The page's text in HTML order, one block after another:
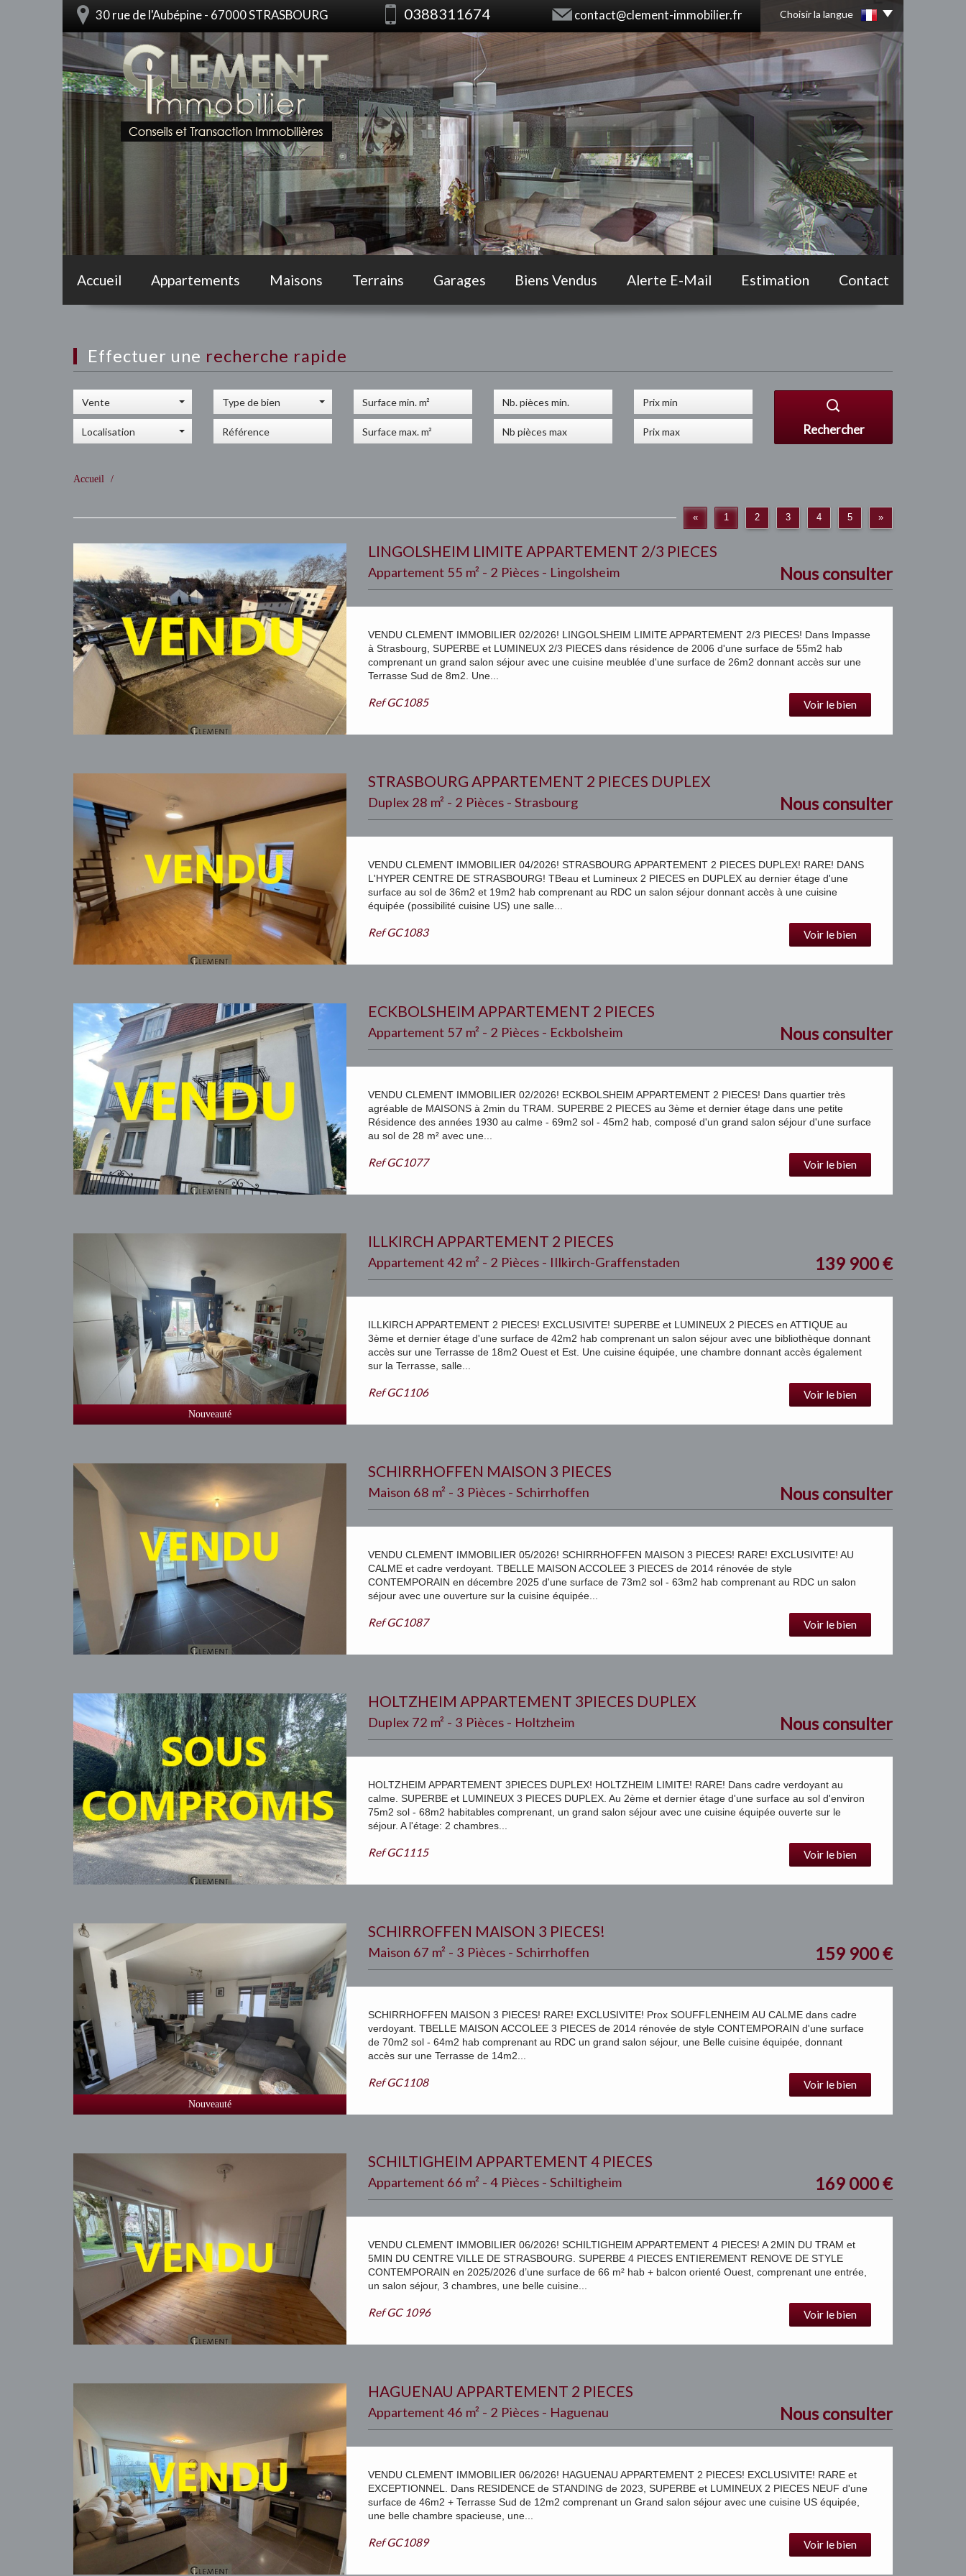
30 rue de l'Aubépine - 67000 STRASBOURG 0388311674 contact@clement-immobilier.fr Choisir la langue
Accueil Appartements Maisons Terrains Garages Biens Vendus Alerte E-Mail Estimation Contact
Effectuer une recherche rapide
Vente
Localisation
Type de bien
Rechercher
Accueil
« 1 2 3 4 5 »
LINGOLSHEIM LIMITE APPARTEMENT 2/3 PIECES
Appartement 55 m² - 2 Pièces - Lingolsheim Nous consulter
VENDU CLEMENT IMMOBILIER 02/2026! LINGOLSHEIM LIMITE APPARTEMENT 2/3 PIECES! Dans Impasse
à Strasbourg, SUPERBE et LUMINEUX 2/3 PIECES dans résidence de 2006 d'une surface de 55m2 hab
comprenant un grand salon séjour avec une cuisine meublée d'une surface de 26m2 donnant accès sur une
Terrasse Sud de 8m2. Une...
RefGC1085 Voir le bien
STRASBOURG APPARTEMENT 2 PIECES DUPLEX
Duplex 28 m² - 2 Pièces - Strasbourg Nous consulter
VENDU CLEMENT IMMOBILIER 04/2026! STRASBOURG APPARTEMENT 2 PIECES DUPLEX! RARE! DANS
L'HYPER CENTRE DE STRASBOURG! TBeau et Lumineux 2 PIECES en DUPLEX au dernier étage d'une
surface au sol de 36m2 et 19m2 hab comprenant au RDC un salon séjour donnant accès à une cuisine
équipée (possibilité cuisine US) une salle...
RefGC1083 Voir le bien
ECKBOLSHEIM APPARTEMENT 2 PIECES
Appartement 57 m² - 2 Pièces - Eckbolsheim Nous consulter
VENDU CLEMENT IMMOBILIER 02/2026! ECKBOLSHEIM APPARTEMENT 2 PIECES! Dans quartier très
agréable de MAISONS à 2min du TRAM. SUPERBE 2 PIECES au 3ème et dernier étage dans une petite
Résidence des années 1930 au calme - 69m2 sol - 45m2 hab, composé d'un grand salon séjour d'une surface
au sol de 28 m² avec une...
RefGC1077 Voir le bien
Nouveauté
ILLKIRCH APPARTEMENT 2 PIECES
Appartement 42 m² - 2 Pièces - Illkirch-Graffenstaden 139 900€
ILLKIRCH APPARTEMENT 2 PIECES! EXCLUSIVITE! SUPERBE et LUMINEUX 2 PIECES en ATTIQUE au
3ème et dernier étage d'une surface de 42m2 hab comprenant un salon séjour avec une bibliothèque donnant
accès sur une Terrasse de 18m2 Ouest et Est. Une cuisine équipée, une chambre donnant accès également
sur la Terrasse, salle...
RefGC1106 Voir le bien
SCHIRRHOFFEN MAISON 3 PIECES
Maison 68 m² - 3 Pièces - Schirrhoffen Nous consulter
VENDU CLEMENT IMMOBILIER 05/2026! SCHIRRHOFFEN MAISON 3 PIECES! RARE! EXCLUSIVITE! AU
CALME et cadre verdoyant. TBELLE MAISON ACCOLEE 3 PIECES de 2014 rénovée de style
CONTEMPORAIN en décembre 2025 d'une surface de 73m2 sol - 63m2 hab comprenant au RDC un salon
séjour avec une ouverture sur la cuisine équipée...
RefGC1087 Voir le bien
HOLTZHEIM APPARTEMENT 3PIECES DUPLEX
Duplex 72 m² - 3 Pièces - Holtzheim Nous consulter
HOLTZHEIM APPARTEMENT 3PIECES DUPLEX! HOLTZHEIM LIMITE! RARE! Dans cadre verdoyant au
calme. SUPERBE et LUMINEUX 3 PIECES DUPLEX. Au 2ème et dernier étage d'une surface au sol d'environ
75m2 sol - 68m2 habitables comprenant, un grand salon séjour avec une cuisine équipée ouverte sur le
séjour. A l'étage: 2 chambres...
RefGC1115 Voir le bien
Nouveauté
SCHIRROFFEN MAISON 3 PIECES!
Maison 67 m² - 3 Pièces - Schirrhoffen 159 900€
SCHIRRHOFFEN MAISON 3 PIECES! RARE! EXCLUSIVITE! Prox SOUFFLENHEIM AU CALME dans cadre
verdoyant. TBELLE MAISON ACCOLEE 3 PIECES de 2014 rénovée de style CONTEMPORAIN d'une surface
de 70m2 sol - 64m2 hab comprenant au RDC un grand salon séjour, une Belle cuisine équipée, donnant
accès sur une Terrasse de 14m2...
RefGC1108 Voir le bien
SCHILTIGHEIM APPARTEMENT 4 PIECES
Appartement 66 m² - 4 Pièces - Schiltigheim 169 000€
VENDU CLEMENT IMMOBILIER 06/2026! SCHILTIGHEIM APPARTEMENT 4 PIECES! A 2MIN DU TRAM et
5MIN DU CENTRE VILLE DE STRASBOURG. SUPERBE 4 PIECES ENTIEREMENT RENOVE DE STYLE
CONTEMPORAIN en 2025/2026 d’une surface de 66 m² hab + balcon orienté Ouest, comprenant une entrée,
un salon séjour, 3 chambres, une belle cuisine...
RefGC 1096 Voir le bien
HAGUENAU APPARTEMENT 2 PIECES
Appartement 46 m² - 2 Pièces - Haguenau Nous consulter
VENDU CLEMENT IMMOBILIER 06/2026! HAGUENAU APPARTEMENT 2 PIECES! EXCLUSIVITE! RARE et
EXCEPTIONNEL. Dans RESIDENCE de STANDING de 2023, SUPERBE et LUMINEUX 2 PIECES NEUF d'une
surface de 46m2 + Terrasse Sud de 12m2 comprenant un Grand salon séjour avec une cuisine US équipée,
une belle chambre spacieuse, une...
RefGC1089 Voir le bien